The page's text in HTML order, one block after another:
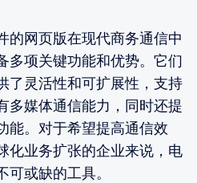
的网页版在现代商务通信中
多项关键功能和优势。它们
了灵活性和可扩展性，支持
多媒体通信能力，同时还提
能。对于希望提高通信效
化业务扩张的企业来说，电
或缺的工具。